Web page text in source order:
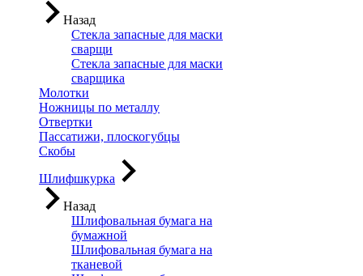
Назад
Стекла запасные для маски
сварщи
Стекла запасные для маски
сварщика
Молотки
Ножницы по металлу
Отвертки
Пассатижи, плоскогубцы
Скобы
Шлифшкурка
Назад
Шлифовальная бумага на
бумажной
Шлифовальная бумага на
тканевой